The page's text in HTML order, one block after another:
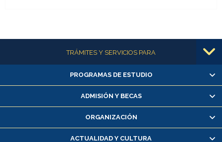
Más informaciónTRÁMITES Y SERVICIOS PARA
Alumnas/os y exalumnas/os
Matrícula en línea
Inscripción y cambio de asignaturas
Consulta y certificado de notas
PROGRAMAS DE ESTUDIO
ADMISIÓN Y BECAS
ORGANIZACIÓN
ACTUALIDAD Y CULTURA